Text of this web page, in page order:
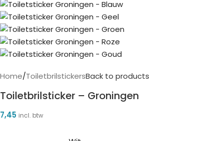
Home/ToiletbrilstickersBack to products
Toiletbrilsticker – Groningen
7,45 incl. btw